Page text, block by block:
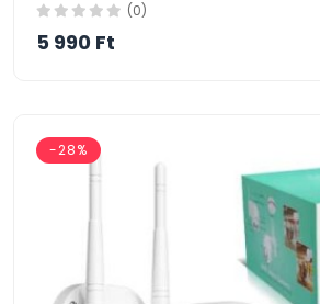
(0)
5 990 Ft
-28%